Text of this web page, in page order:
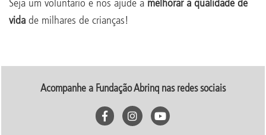
vida de milhares de crianças!
Acompanhe a Fundação Abrinq nas redes sociais